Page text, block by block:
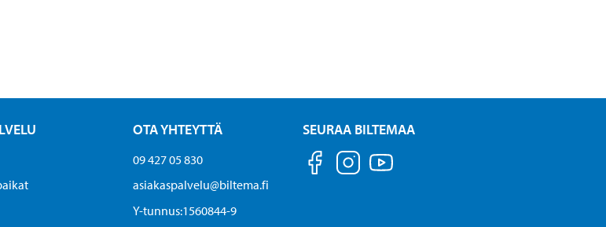
OTA YHTEYTTÄ
09 427 05 830
asiakaspalvelu@biltema.fi
Y-tunnus:1560844-9
SEURAA BILTEMAA